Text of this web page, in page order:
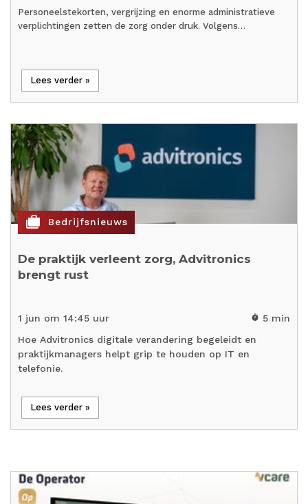
Personeelstekorten, vergrijzing en enorme administratieve
verplichtingen zetten de zorg onder druk. Volgens…
Lees verder »
cases Bedrijfsnieuws
De praktijk verleent zorg, Advitronics
brengt rust
1 jun om 14:45 uur timer 5 min
Hoe Advitronics digitale verandering begeleidt en
praktijkmanagers helpt grip te houden op IT en
telefonie.
Lees verder »